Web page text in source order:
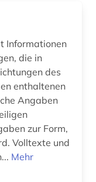
Informationen
die in
des
enthaltenen
Angaben
zur Form,
Volltexte und
Mehr